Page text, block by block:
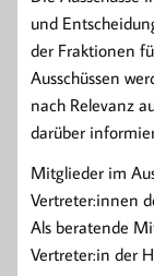
und
der Fraktionen
Ausschüssen
nach Relevanz
darüber
Mitglieder im
Vertreter:innen
Als beratende
Vertreter:in der